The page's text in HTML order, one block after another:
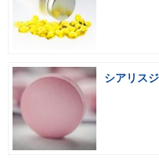
シアリス